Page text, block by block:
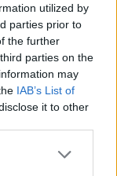
utilized by
parties prior to
the further
parties on the
may
IAB’s List of
it to other
more Google
sa im
vašu